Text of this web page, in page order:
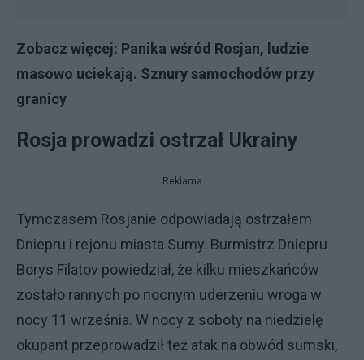
Zobacz więcej: Panika wśród Rosjan, ludzie
masowo uciekają. Sznury samochodów przy
granicy
Rosja prowadzi ostrzał Ukrainy
Reklama
Tymczasem Rosjanie odpowiadają ostrzałem
Dniepru i rejonu miasta Sumy. Burmistrz Dniepru
Borys Filatov powiedział, że kilku mieszkańców
zostało rannych po nocnym uderzeniu wroga w
nocy 11 września. W nocy z soboty na niedzielę
okupant przeprowadził też atak na obwód sumski,